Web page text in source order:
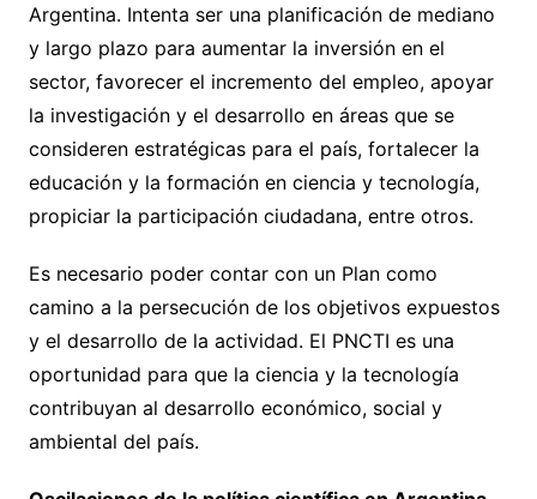
Argentina. Intenta ser una planificación de mediano
y largo plazo para aumentar la inversión en el
sector, favorecer el incremento del empleo, apoyar
la investigación y el desarrollo en áreas que se
consideren estratégicas para el país, fortalecer la
educación y la formación en ciencia y tecnología,
propiciar la participación ciudadana, entre otros.
Es necesario poder contar con un Plan como
camino a la persecución de los objetivos expuestos
y el desarrollo de la actividad. El PNCTI es una
oportunidad para que la ciencia y la tecnología
contribuyan al desarrollo económico, social y
ambiental del país.